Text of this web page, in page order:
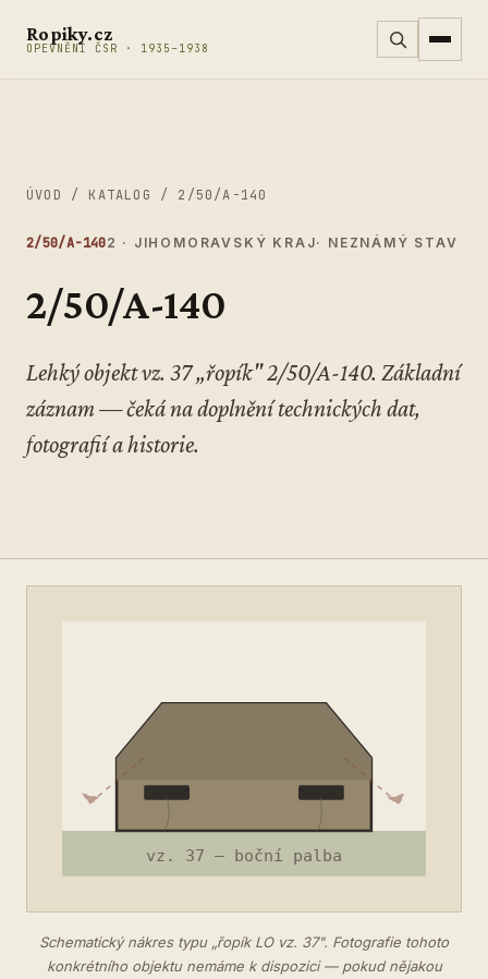
Ropiky.cz
OPEVNĚNÍ ČSR · 1935–1938
ÚVOD / KATALOG / 2/50/A-140
2/50/A-1402 · JIHOMORAVSKÝ KRAJ· NEZNÁMÝ STAV
2/50/A-140
Lehký objekt vz. 37 „řopík" 2/50/A-140. Základní
záznam — čeká na doplnění technických dat,
fotografií a historie.
Schematický nákres typu „řopík LO vz. 37". Fotografie tohoto
konkrétního objektu nemáme k dispozici — pokud nějakou